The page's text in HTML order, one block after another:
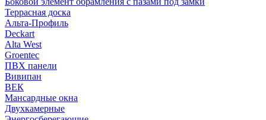
Террасная доска
Альта-Профиль
Deckart
Alta West
Groentec
ПВХ панели
Вивипан
ВЕК
Мансардные окна
Двухкамерные